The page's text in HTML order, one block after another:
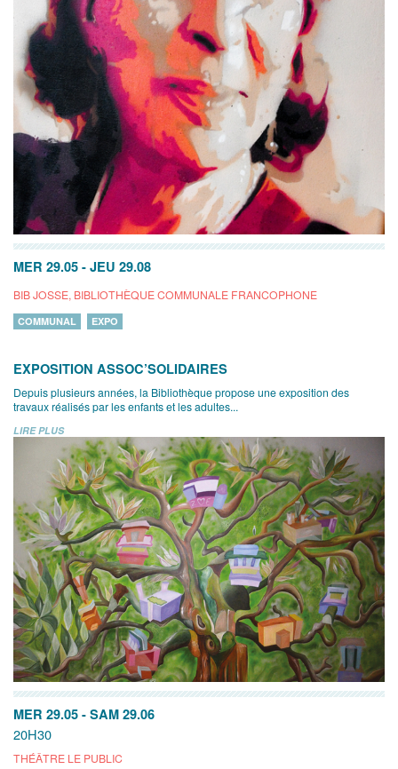
MER 29.05 - JEU 29.08
BIB JOSSE, BIBLIOTHÈQUE COMMUNALE FRANCOPHONE
COMMUNAL EXPO
EXPOSITION ASSOC’SOLIDAIRES
Depuis plusieurs années, la Bibliothèque propose une exposition des
travaux réalisés par les enfants et les adultes...
LIRE PLUS
MER 29.05 - SAM 29.06
20H30
THÉÂTRE LE PUBLIC